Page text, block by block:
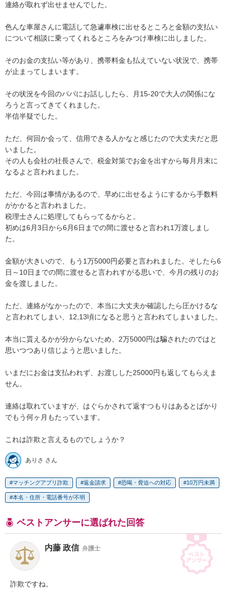
連絡が取れず出せませんでした。
色んな車屋さんに電話して急遽車検に出せるところと金額の支払い
について相談に乗ってくれるところをみつけ車検に出しました。
そのお金の支払い等があり、携帯料金も払えていない状況で、携帯
が止まってしまいます。
その状況を今回のパパにお話ししたら、月15-20で大人の関係にな
ろうと言ってきてくれました。
半信半疑でした。
ただ、何回か会って、信用できる人かなと感じたので大丈夫だと思
いました。
その人も会社の社長さんで、税金対策でお金を出すから毎月月末に
なるよと言われました。
ただ、今回は事情があるので、早めに出せるようにするから手数料
がかかると言われました。
税理士さんに処理してもらってるからと。
初めは6月3日から6月6日までの間に渡せると言われ1万渡しまし
た。
金額が大きいので、もう1万5000円必要と言われました。そしたら6
日～10日までの間に渡せると言われすがる思いで、今月の残りのお
金を渡しました。
ただ、連絡がなかったので、本当に大丈夫か確認したら圧かけるな
と言われてしまい、12,13頃になると思うと言われてしまいました。
本当に貰えるかが分からないため、2万5000円は騙されたのではと
思いつつあり信じようと思いました。
いまだにお金は支払われず、お渡しした25000円も返してもらえま
せん。
連絡は取れていますが、はぐらかされて返すつもりはあるとばかり
でもう何ヶ月もたっています。
これは詐欺と言えるものでしょうか？
ありさ さん
マッチングアプリ詐欺 返金請求 恐喝・脅迫への対応 10万円未満
本名・住所・電話番号が不明
ベストアンサーに選ばれた回答
内藤 政信 弁護士
詐欺ですね。